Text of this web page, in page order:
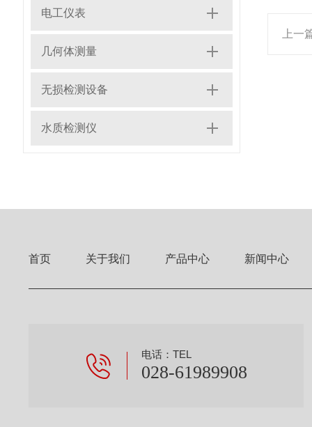
电工仪表
几何体测量
无损检测设备
水质检测仪
上一
首页 关于我们 产品中心 新闻中心
电话：TEL
028-61989908